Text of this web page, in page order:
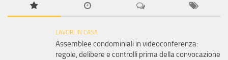
LAVORI IN CASA
Assemblee condominiali in videoconferenza:
regole, delibere e controlli prima della convocazione